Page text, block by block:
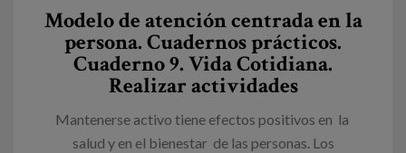
Modelo de atención centrada en la
persona. Cuadernos prácticos.
Cuaderno 9. Vida Cotidiana.
Realizar actividades
Mantenerse activo tiene efectos positivos en la
salud y en el bienestar de las personas. Los